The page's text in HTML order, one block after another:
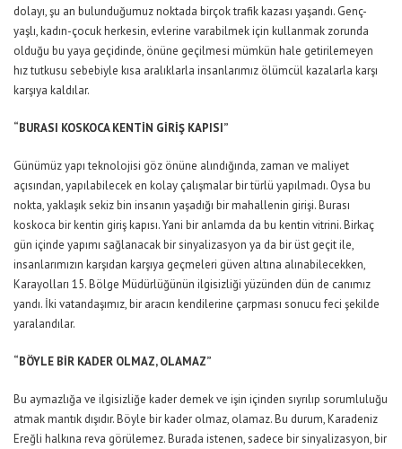
dolayı, şu an bulunduğumuz noktada birçok trafik kazası yaşandı. Genç-
yaşlı, kadın-çocuk herkesin, evlerine varabilmek için kullanmak zorunda
olduğu bu yaya geçidinde, önüne geçilmesi mümkün hale getirilemeyen
hız tutkusu sebebiyle kısa aralıklarla insanlarımız ölümcül kazalarla karşı
karşıya kaldılar.
“BURASI KOSKOCA KENTİN GİRİŞ KAPISI”
Günümüz yapı teknolojisi göz önüne alındığında, zaman ve maliyet
açısından, yapılabilecek en kolay çalışmalar bir türlü yapılmadı. Oysa bu
nokta, yaklaşık sekiz bin insanın yaşadığı bir mahallenin girişi. Burası
koskoca bir kentin giriş kapısı. Yani bir anlamda da bu kentin vitrini. Birkaç
gün içinde yapımı sağlanacak bir sinyalizasyon ya da bir üst geçit ile,
insanlarımızın karşıdan karşıya geçmeleri güven altına alınabilecekken,
Karayolları 15. Bölge Müdürlüğünün ilgisizliği yüzünden dün de canımız
yandı. İki vatandaşımız, bir aracın kendilerine çarpması sonucu feci şekilde
yaralandılar.
“BÖYLE BİR KADER OLMAZ, OLAMAZ”
Bu aymazlığa ve ilgisizliğe kader demek ve işin içinden sıyrılıp sorumluluğu
atmak mantık dışıdır. Böyle bir kader olmaz, olamaz. Bu durum, Karadeniz
Ereğli halkına reva görülemez. Burada istenen, sadece bir sinyalizasyon, bir